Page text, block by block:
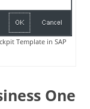
Template in SAP
One